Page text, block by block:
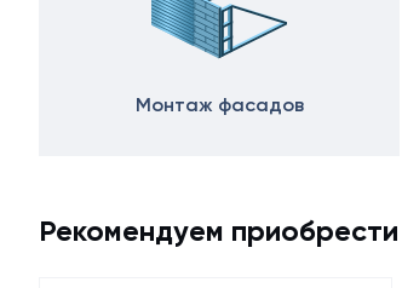
Монтаж фасадов
Рекомендуем приобрести